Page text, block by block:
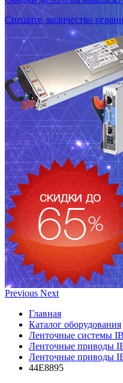
Спешите, количество
Previous Next
Главная
Каталог оборудования
Ленточные системы
Ленточные приводы
Ленточные приводы
44E8895